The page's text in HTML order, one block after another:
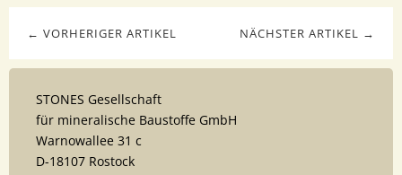
NÄCHSTER ARTIKEL →
← VORHERIGER ARTIKEL
STONES Gesellschaft
für mineralische Baustoffe GmbH
Warnowallee 31 c
D-18107 Rostock